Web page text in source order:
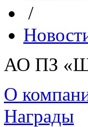
/
АО ПЗ
О
Награды